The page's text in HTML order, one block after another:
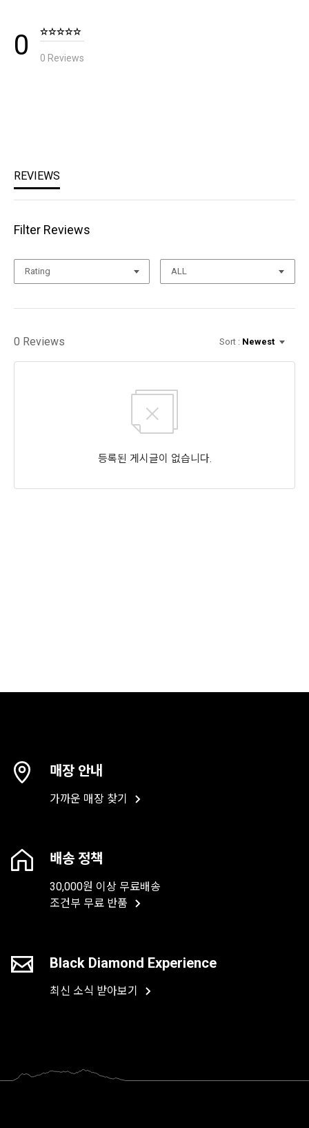
매장 안내
가까운 매장 찾기
배송 정책
30,000원 이상 무료배송
조건부 무료 반품
Black Diamond Experience
최신 소식 받아보기